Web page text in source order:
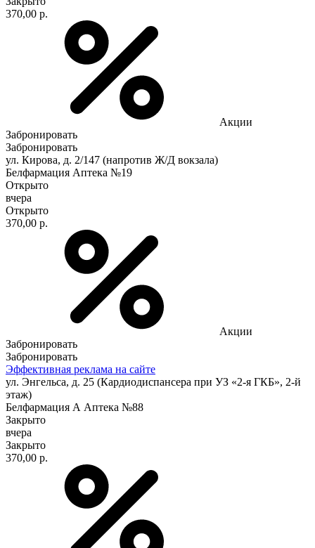
370,00 р.
Акции
Забронировать
Забронировать
ул. Кирова, д. 2/147 (напротив Ж/Д вокзала)
Белфармация Аптека №19
Открыто
вчера
Открыто
370,00 р.
Акции
Забронировать
Забронировать
Эффективная реклама на сайте
ул. Энгельса, д. 25 (Кардиодиспансера при УЗ «2-я ГКБ», 2-й
этаж)
Белфармация А Аптека №88
Закрыто
вчера
Закрыто
370,00 р.